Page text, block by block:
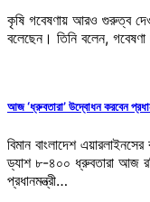
কৃষি গবেষণায় আরও গুরুত্ব
বলেছেন। তিনি বলেন,
আজ ‘ধ্রুবতারা’ উদ্বোধন করবেন
বিমান বাংলাদেশ
ড্যাশ ৮-৪০০ ধ্রুবতারা আজ
প্রধানমন্ত্রী…